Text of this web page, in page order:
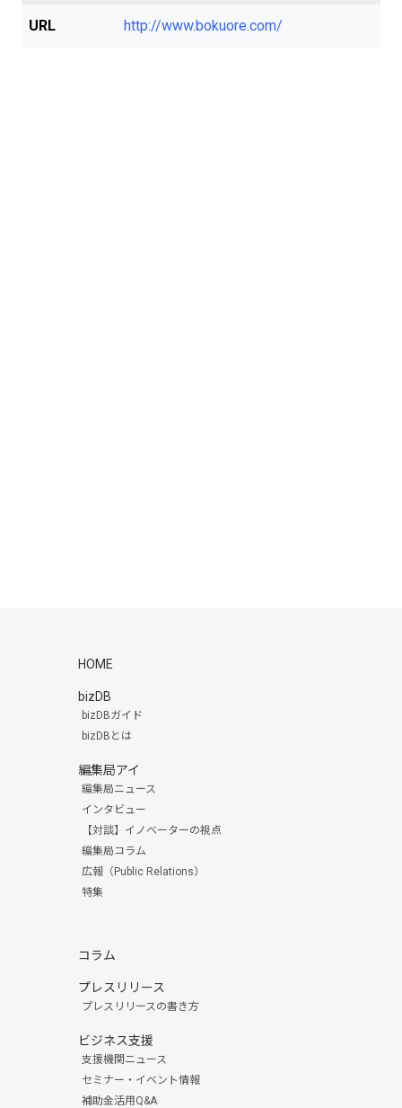
URL http://www.bokuore.com/
HOME
bizDB
bizDBガイド
bizDBとは
編集局アイ
編集局ニュース
インタビュー
【対談】イノベーターの視点
編集局コラム
広報（Public Relations）
特集
コラム
プレスリリース
プレスリリースの書き方
ビジネス支援
支援機関ニュース
セミナー・イベント情報
補助金活用Q&A